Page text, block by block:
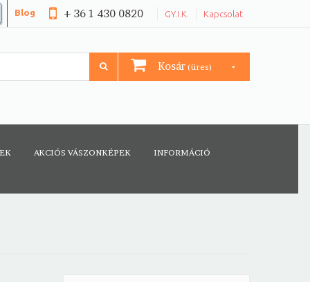
GY.I.K. Kapcsolat
+ 36 1 430 0820
Blog
Kosár (üres)
AKCIÓS VÁSZONKÉPEK INFORMÁCIÓ